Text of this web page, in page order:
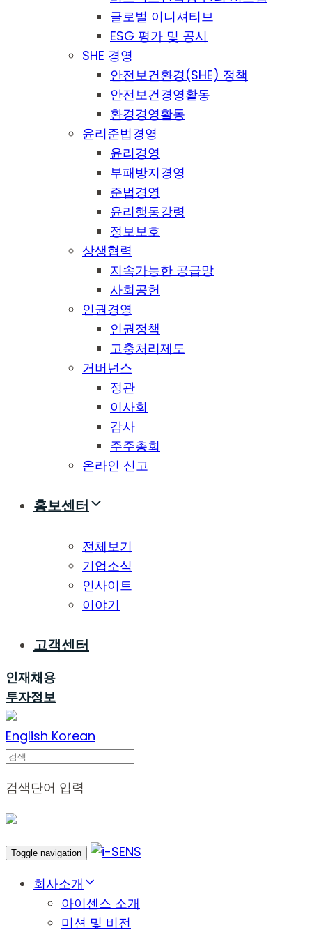
글로벌 이니셔티브
ESG 평가 및 공시
SHE 경영
안전보건환경(SHE) 정책
안전보건경영활동
환경경영활동
윤리준법경영
윤리경영
부패방지경영
준법경영
윤리행동강령
정보보호
상생협력
지속가능한 공급망
사회공헌
인권경영
인권정책
고충처리제도
거버넌스
정관
이사회
감사
주주총회
온라인 신고
홍보센터
전체보기
기업소식
인사이트
이야기
고객센터
인재채용
투자정보
English Korean
Search
검색단어 입력
Toggle navigation
회사소개
아이센스 소개
미션 및 비전